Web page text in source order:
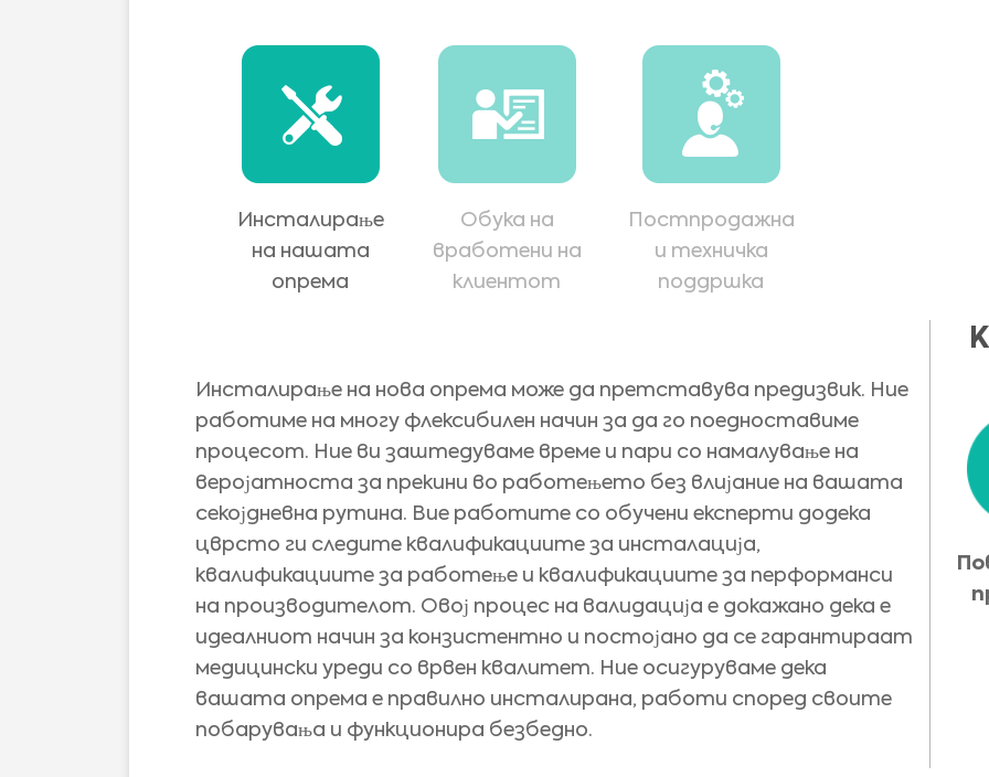
Инсталирање
на нашата
опрема
Обука на
вработени на
клиентот
Постпродажна
и техничка
поддршка
Инсталирање на нова опрема може да претставува предизвик. Ние
работиме на многу флексибилен начин за да го поедноставиме
процесот. Ние ви заштедуваме време и пари со намалување на
веројатноста за прекини во работењето без влијание на вашата
секојдневна рутина. Вие работите со обучени експерти додека
цврсто ги следите квалификациите за инсталација,
квалификациите за работење и квалификациите за перформанси
на производителот. Овој процес на валидација е докажано дека е
идеалниот начин за конзистентно и постојано да се гарантираат
медицински уреди со врвен квалитет. Ние осигуруваме дека
вашата опрема е правилно инсталирана, работи според своите
побарувања и функционира безбедно.